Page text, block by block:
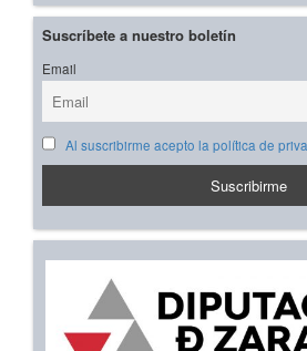
Suscríbete a nuestro boletín
Email
Al suscribirme acepto la política de